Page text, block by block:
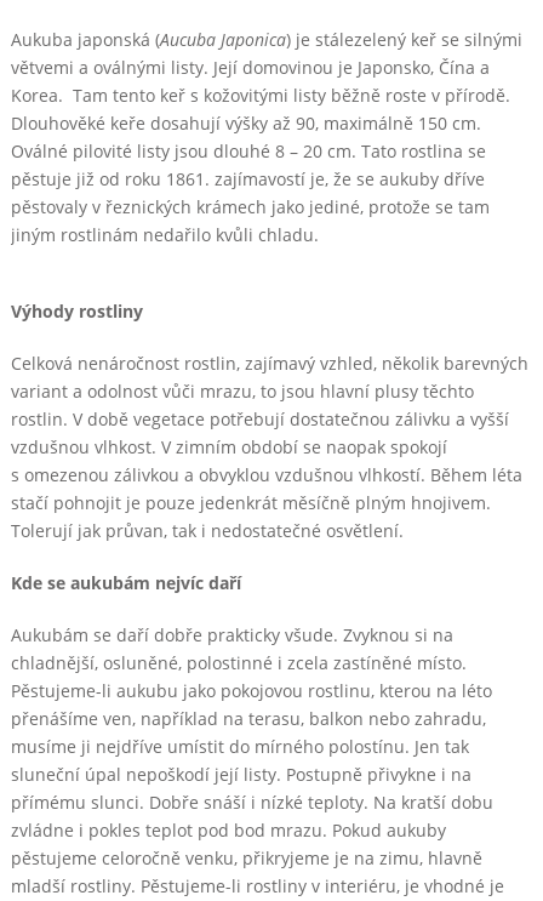
Aukuba japonská (Aucuba Japonica) je stálezelený keř se silnými
větvemi a oválnými listy. Její domovinou je Japonsko, Čína a
Korea. Tam tento keř s kožovitými listy běžně roste v přírodě.
Dlouhověké keře dosahují výšky až 90, maximálně 150 cm.
Oválné pilovité listy jsou dlouhé 8 – 20 cm. Tato rostlina se
pěstuje již od roku 1861. zajímavostí je, že se aukuby dříve
pěstovaly v řeznických krámech jako jediné, protože se tam
jiným rostlinám nedařilo kvůli chladu.
Výhody rostliny
Celková nenáročnost rostlin, zajímavý vzhled, několik barevných
variant a odolnost vůči mrazu, to jsou hlavní plusy těchto
rostlin. V době vegetace potřebují dostatečnou zálivku a vyšší
vzdušnou vlhkost. V zimním období se naopak spokojí
s omezenou zálivkou a obvyklou vzdušnou vlhkostí. Během léta
stačí pohnojit je pouze jedenkrát měsíčně plným hnojivem.
Tolerují jak průvan, tak i nedostatečné osvětlení.
Kde se aukubám nejvíc daří
Aukubám se daří dobře prakticky všude. Zvyknou si na
chladnější, osluněné, polostinné i zcela zastíněné místo.
Pěstujeme-li aukubu jako pokojovou rostlinu, kterou na léto
přenášíme ven, například na terasu, balkon nebo zahradu,
musíme ji nejdříve umístit do mírného polostínu. Jen tak
sluneční úpal nepoškodí její listy. Postupně přivykne i na
přímému slunci. Dobře snáší i nízké teploty. Na kratší dobu
zvládne i pokles teplot pod bod mrazu. Pokud aukuby
pěstujeme celoročně venku, přikryjeme je na zimu, hlavně
mladší rostliny. Pěstujeme-li rostliny v interiéru, je vhodné je